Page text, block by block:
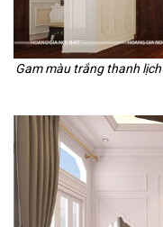
Gam màu trắng thanh